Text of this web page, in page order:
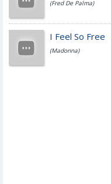
Simone Cristicchi
(Fred De Palma)
I Feel So Free
(Madonna)